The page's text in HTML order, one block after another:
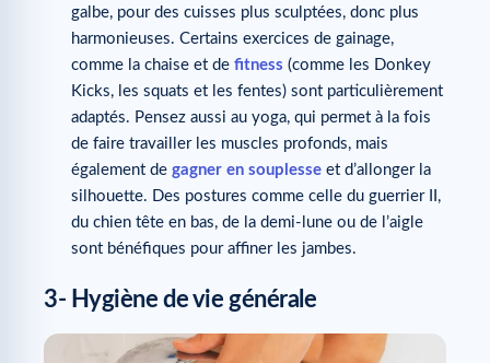
galbe, pour des cuisses plus sculptées, donc plus
harmonieuses. Certains exercices de gainage,
comme la chaise et de fitness (comme les Donkey
Kicks, les squats et les fentes) sont particulièrement
adaptés. Pensez aussi au yoga, qui permet à la fois
de faire travailler les muscles profonds, mais
également de gagner en souplesse et d’allonger la
silhouette. Des postures comme celle du guerrier II,
du chien tête en bas, de la demi-lune ou de l’aigle
sont bénéfiques pour affiner les jambes.
3- Hygiène de vie générale